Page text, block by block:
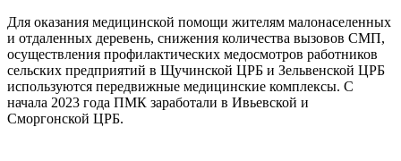
Для оказания медицинской помощи жителям малонаселенных
и отдаленных деревень, снижения количества вызовов СМП,
осуществления профилактических медосмотров работников
сельских предприятий в Щучинской ЦРБ и Зельвенской ЦРБ
используются передвижные медицинские комплексы. С
начала 2023 года ПМК заработали в Ивьевской и
Сморгонской ЦРБ.